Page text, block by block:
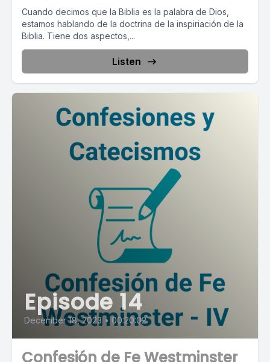
Cuando decimos que la Biblia es la palabra de Dios,
estamos hablando de la doctrina de la inspiriación de la
Biblia. Tiene dos aspectos,...
Listen
Episode 14
December 18, 2023 • 00:20:02
Confesión de Fe Westminster